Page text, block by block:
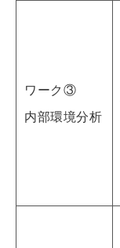
ワーク③
内部環境分析